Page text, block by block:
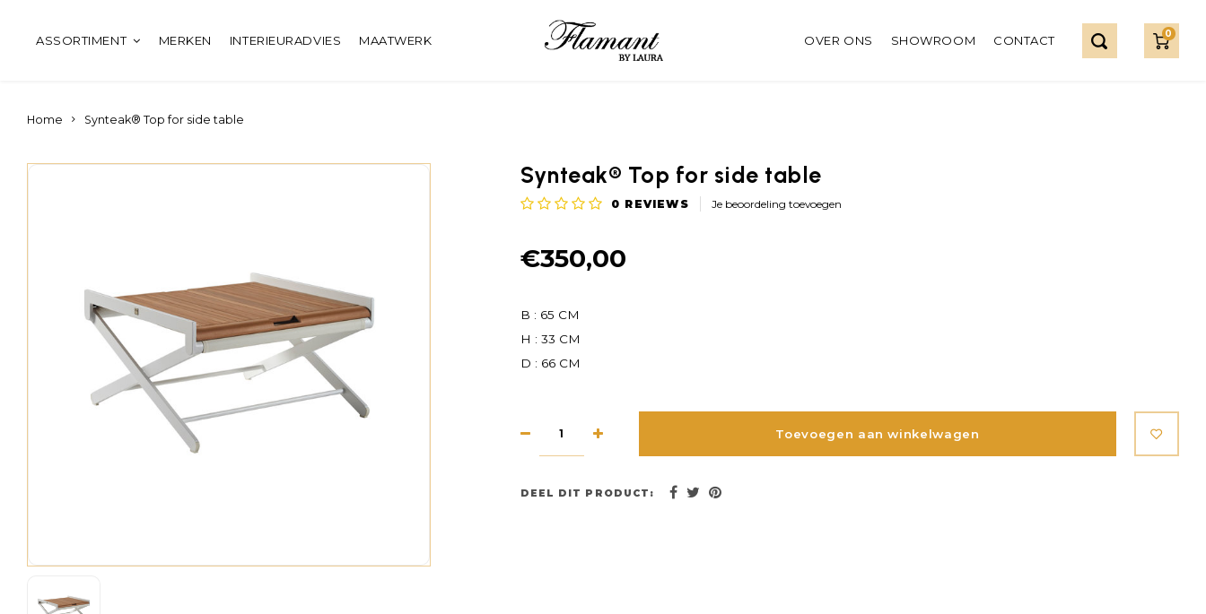
ASSORTIMENT MERKEN INTERIEURADVIES MAATWERK OVER ONS SHOWROOM CONTACT 0
Home Synteak® Top for side table
Synteak® Top for side table
0 REVIEWS Je beoordeling toevoegen
€350,00
B : 65 CM
H : 33 CM
D : 66 CM
Toevoegen aan winkelwagen
DEEL DIT PRODUCT: